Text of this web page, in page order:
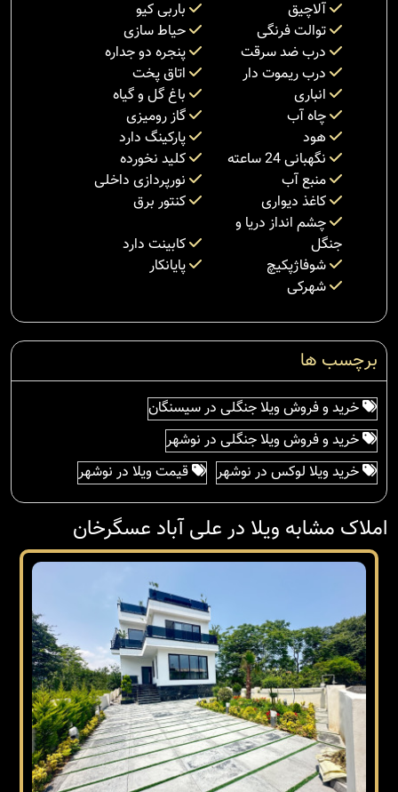
آلاچیق
باربی کیو
توالت فرنگی
حیاط سازی
درب ضد سرقت
پنجره دو جداره
درب ریموت دار
اتاق پخت
انباری
باغ گل و گیاه
چاه آب
گاز رومیزی
هود
پارکینگ دارد
نگهبانی 24 ساعته
کلید نخورده
منبع آب
نورپردازی داخلی
کاغذ دیواری
کنتور برق
چشم انداز دریا و
جنگل
کابینت دارد
شوفاژپکیچ
پایانکار
شهرکی
برچسب ها
خرید و فروش ویلا جنگلی در سیسنگان
خرید و فروش ویلا جنگلی در نوشهر
خرید ویلا لوکس در نوشهر
قیمت ویلا در نوشهر
املاک مشابه ویلا در علی آباد عسگرخان